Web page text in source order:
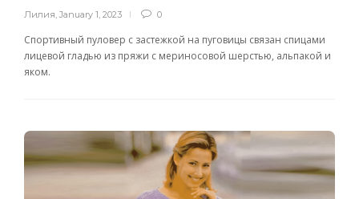
Лилия, January 1, 2023 0
Спортивный пуловер с застежкой на пуговицы связан спицами
лицевой гладью из пряжи с мериносовой шерстью, альпакой и
яком.